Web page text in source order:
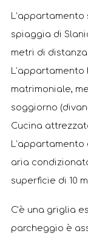
spiaggia di
metri di
matrimoniale,
soggiorno
Cucina
aria
superficie di 10
C’è una griglia
parcheggio è